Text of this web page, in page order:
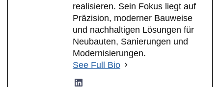
realisieren. Sein Fokus liegt auf
Präzision, moderner Bauweise
und nachhaltigen Lösungen für
Neubauten, Sanierungen und
Modernisierungen.
See Full Bio